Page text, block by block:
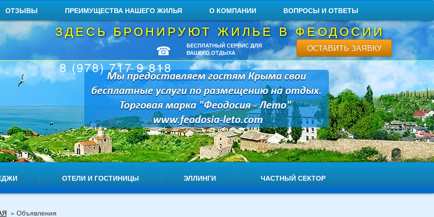
ОТЗЫВЫ ПРЕИМУЩЕСТВА НАШЕГО ЖИЛЬЯ О КОМПАНИИ ВОПРОСЫ И ОТВЕТЫ
ЗДЕСЬ БРОНИРУЮТ ЖИЛЬЕ В ФЕОДОСИИ
☎
8 (978) 717 9 818
БЕСПЛАТНЫЙ СЕРВИС ДЛЯ
ВАШЕГО ОТДЫХА
ОСТАВИТЬ ЗАЯВКУ
ОТЕЛИ И ГОСТИНИЦЫ ЭЛЛИНГИ ЧАСТНЫЙ СЕКТОР
» Объявления